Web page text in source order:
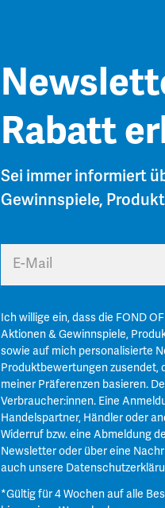
Rabatt
Sei immer informiert
Gewinnspiele,
E-Mail
Ich willige ein, dass die FOND
Aktionen & Gewinnspiele,
sowie auf mich personalisierte
Produktbewertungen zusendet,
meiner Präferenzen basieren.
Verbraucher:innen. Eine
Handelspartner, Händler oder
Widerruf bzw. eine Abmeldung
Newsletter oder über eine
auch unsere
*Gültig für 4 Wochen auf alle